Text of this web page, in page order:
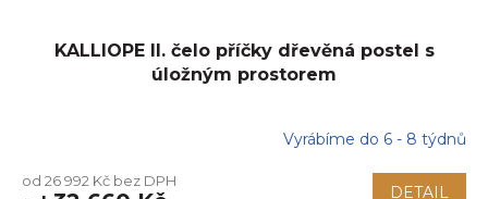
KALLIOPE II. čelo příčky dřevěná postel s
úložným prostorem
Vyrábíme do 6 - 8 týdnů
od 26 992 Kč bez DPH
DETAIL